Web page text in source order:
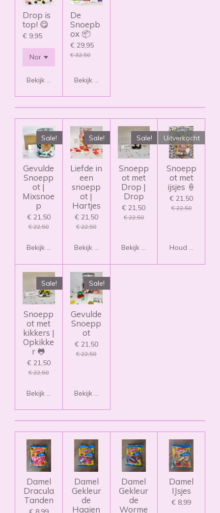
Drop is
top! 😋
€ 9,95
Bekijk details
De
Snoepb
ox 📦
€ 29,95
€ 32,50
Bekijk details
Sale!
Gevulde
Snoepp
ot |
Mixsnoe
p
€ 21,50
€ 22,50
Bekijk details
Sale!
Liefde in
een
snoepp
ot |
Hartjes
€ 21,50
€ 22,50
Bekijk details
Sale!
Snoepp
ot met
Drop |
Drop
€ 21,50
€ 22,50
Bekijk details
Uitverkocht
Snoepp
ot met
ijsjes 🍦
€ 21,50
€ 22,50
Houd mij op
Sale!
Snoepp
ot met
kikkers |
Opkikke
r 🐸
€ 21,50
€ 22,50
Bekijk details
Sale!
Gevulde
Snoepp
ot
€ 21,50
€ 22,50
Bekijk details
Damel
Dracula
Tanden
Damel
Gekleur
de
Haaien
Damel
Gekleur
de
Worme
Damel
IJsjes
€ 8,99